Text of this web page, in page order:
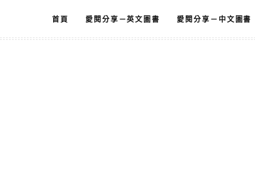
主
首頁 愛閱分享－英文圖書 愛閱分享－中文圖書